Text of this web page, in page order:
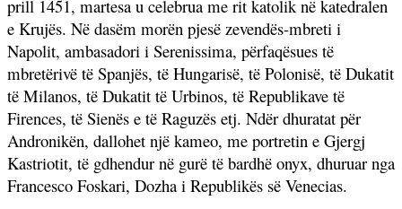
prill 1451, martesa u celebrua me rit katolik në katedralen
e Krujës. Në dasëm morën pjesë zevendës-mbreti i
Napolit, ambasadori i Serenissima, përfaqësues të
mbretërivë të Spanjës, të Hungarisë, të Polonisë, të Dukatit
të Milanos, të Dukatit të Urbinos, të Republikave të
Firences, të Sienës e të Raguzës etj. Ndër dhuratat për
Andronikën, dallohet një kameo, me portretin e Gjergj
Kastriotit, të gdhendur në gurë të bardhë onyx, dhuruar nga
Francesco Foskari, Dozha i Republikës së Venecias.